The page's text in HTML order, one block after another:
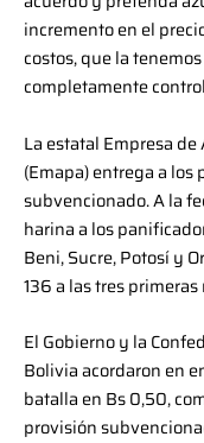
incremento en el
costos, que la
completamente
La estatal Empresa
(Emapa) entrega a
subvencionado. A la
harina a los
Beni, Sucre, Potosí y
136 a las tres
El Gobierno y la
Bolivia acordaron en
batalla en Bs 0,50,
provisión